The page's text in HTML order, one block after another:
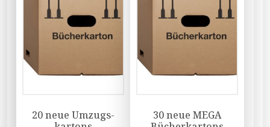
20 neue Umzugs-
30 neue MEGA